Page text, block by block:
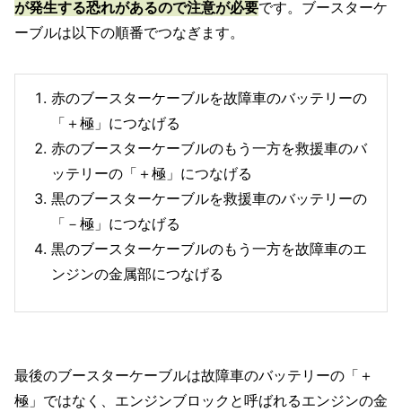
が発生する恐れがあるので注意が必要です。ブースターケ
ーブルは以下の順番でつなぎます。
赤のブースターケーブルを故障車のバッテリーの
「＋極」につなげる
赤のブースターケーブルのもう一方を救援車のバ
ッテリーの「＋極」につなげる
黒のブースターケーブルを救援車のバッテリーの
「－極」につなげる
黒のブースターケーブルのもう一方を故障車のエ
ンジンの金属部につなげる
最後のブースターケーブルは故障車のバッテリーの「＋
極」ではなく、エンジンブロックと呼ばれるエンジンの金